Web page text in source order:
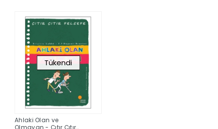
Tükendi
Ahlaki Olan ve
Olmayan - Çıtır Çıtır